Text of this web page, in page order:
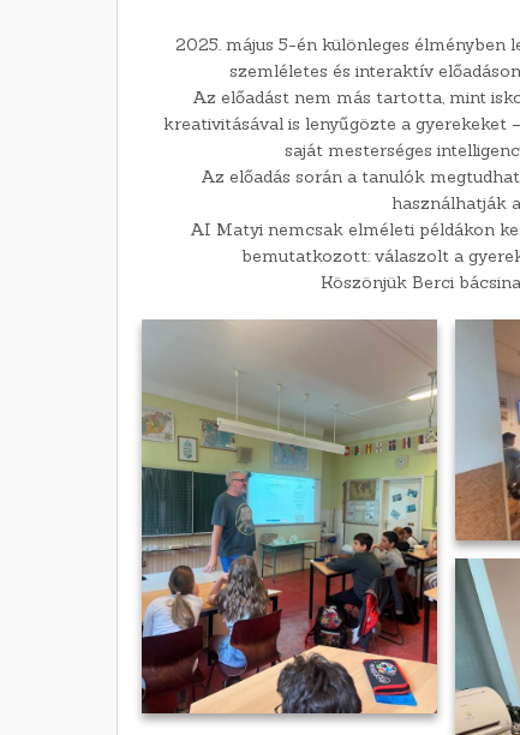
2025. május 5-én különleges élményben
szemléletes és interaktív
Az előadást nem más tartotta, mint
kreativitásával is lenyűgözte a gyerekeket
saját mesterséges
Az előadás során a tanulók
használhatják
AI Matyi nemcsak elméleti példákon
bemutatkozott: válaszolt a
Köszönjük Berci